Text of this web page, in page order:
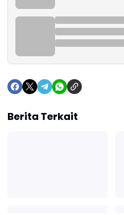
Berita Terkait